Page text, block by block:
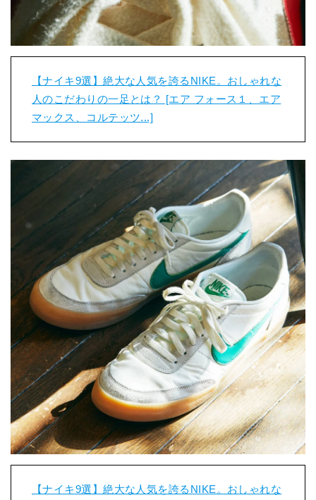
【ナイキ9選】絶大な人気を誇るNIKE。おしゃれな
人のこだわりの一足とは？ [エア フォース１、エア
マックス、コルテッツ...]
【ナイキ9選】絶大な人気を誇るNIKE。おしゃれな